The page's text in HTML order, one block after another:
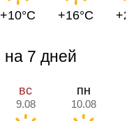
+10°C +16°C
на 7 дней
вс
9.08
пн
10.08